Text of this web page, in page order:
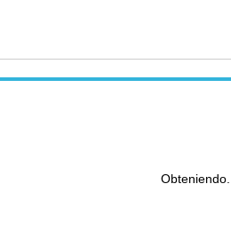
Obteniendo...